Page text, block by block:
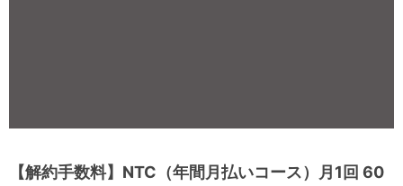
【解約手数料】NTC（年間月払いコース）月1回 60